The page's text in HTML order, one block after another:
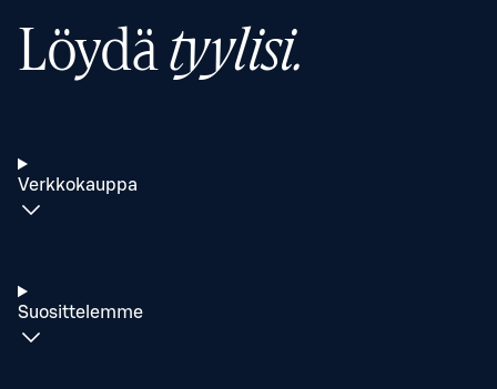
Löydätyylisi.
Verkkokauppa
Suosittelemme